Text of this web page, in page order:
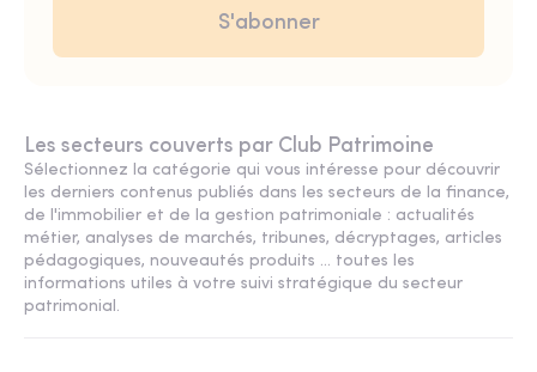
Les secteurs couverts par Club Patrimoine
Sélectionnez la catégorie qui vous intéresse pour découvrir
les derniers contenus publiés dans les secteurs de la finance,
de l'immobilier et de la gestion patrimoniale : actualités
métier, analyses de marchés, tribunes, décryptages, articles
pédagogiques, nouveautés produits ... toutes les
informations utiles à votre suivi stratégique du secteur
patrimonial.